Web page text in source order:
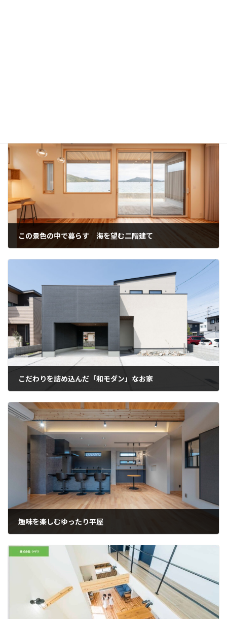
この景色の中で暮らす 海を望む二階建て
こだわりを詰め込んだ「和モダン」なお家
趣味を楽しむゆったり平屋